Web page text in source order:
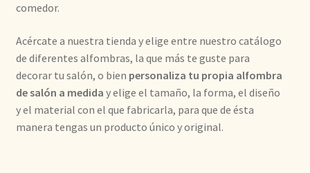
comedor.
Acércate a nuestra tienda y elige entre nuestro catálogo
de diferentes alfombras, la que más te guste para
decorar tu salón, o bien personaliza tu propia alfombra
de salón a medida y elige el tamaño, la forma, el diseño
y el material con el que fabricarla, para que de ésta
manera tengas un producto único y original.